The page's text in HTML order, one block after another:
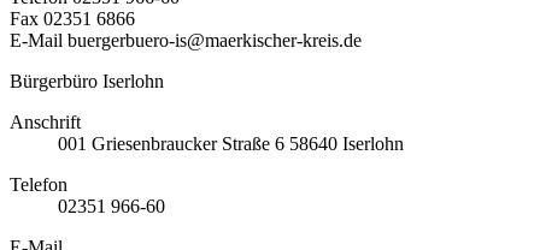
Fax 02351 6866
E-Mail buergerbuero-is@maerkischer-kreis.de
Bürgerbüro Iserlohn
Anschrift
001 Griesenbraucker Straße 6 58640 Iserlohn
Telefon
02351 966-60